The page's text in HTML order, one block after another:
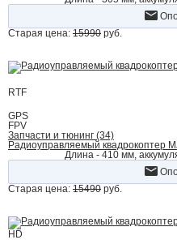
Старая цена: 15990 руб.
RTF
GPS
FPV
Запчасти и тюнинг (34)
Радиоуправляемый квадрокоптер
Длина - 410 мм,
Старая цена: 15490 руб.
HD